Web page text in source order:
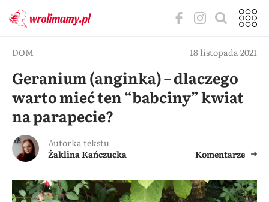
DOM 18 listopada 2021
Geranium (anginka) – dlaczego
warto mieć ten “babciny” kwiat
na parapecie?
Autorka tekstu
Żaklina Kańczucka
Komentarze